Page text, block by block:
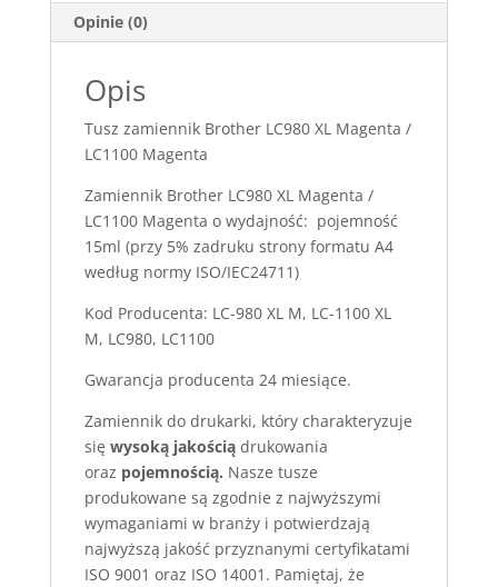
Opinie (0)
Opis
Tusz zamiennik Brother LC980 XL Magenta /
LC1100 Magenta
Zamiennik Brother LC980 XL Magenta /
LC1100 Magenta o wydajność: pojemność
15ml (przy 5% zadruku strony formatu A4
według normy ISO/IEC24711)
Kod Producenta: LC-980 XL M, LC-1100 XL
M, LC980, LC1100
Gwarancja producenta 24 miesiące.
Zamiennik do drukarki, który charakteryzuje
się wysoką jakościądrukowania
oraz pojemnością. Nasze tusze
produkowane są zgodnie z najwyższymi
wymaganiami w branży i potwierdzają
najwyższą jakość przyznanymi certyfikatami
ISO 9001 oraz ISO 14001. Pamiętaj, że